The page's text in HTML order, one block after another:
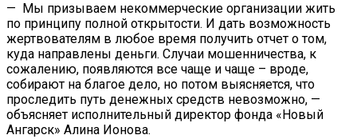
— Мы призываем некоммерческие организации жить
по принципу полной открытости. И дать возможность
жертвователям в любое время получить отчет о том,
куда направлены деньги. Случаи мошенничества, к
сожалению, появляются все чаще и чаще – вроде,
собирают на благое дело, но потом выясняется, что
проследить путь денежных средств невозможно, —
объясняет исполнительный директор фонда «Новый
Ангарск» Алина Ионова.